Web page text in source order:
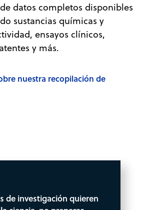
datos completos disponibles
sustancias químicas y
ensayos clínicos,
y más.
nuestra recopilación de
de investigación quieren